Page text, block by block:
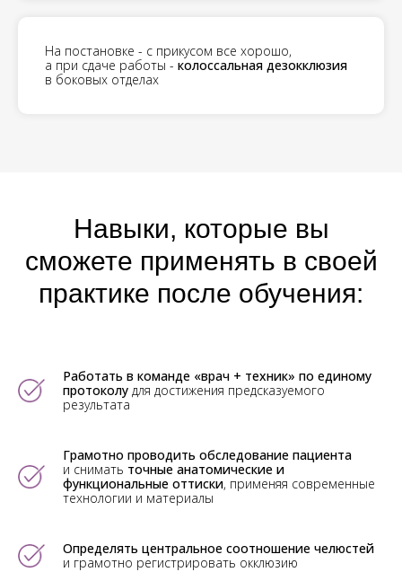
На постановке - с прикусом все хорошо,
а при сдаче работы - колоссальная дезокклюзия
в боковых отделах
Навыки, которые вы
сможете применять в своей
практике после обучения:
Работать в команде «врач + техник» по единому
протоколу для достижения предсказуемого
результата
Грамотно проводить обследование пациента
и снимать точные анатомические и
функциональные оттиски, применяя современные
технологии и материалы
Определять центральное соотношение челюстей
и грамотно регистрировать окклюзию